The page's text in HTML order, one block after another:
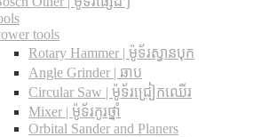
tools
Rotary Hammer | ម៉ូទ័រស្វានបុក
Angle Grinder | ឆាប
Circular Saw​ | ម៉ូទ័រជ្រៀកឈើរ
Mixer | ម៉ូទ័រកូរថ្នាំ
Orbital Sander and Planers